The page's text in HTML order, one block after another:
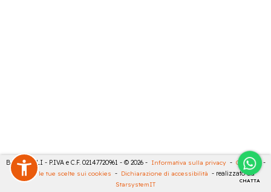
CHATTA
BARTESELLI - P.IVA e C.F. 02147720961 - © 2026 - Informativa sulla privacy - Cookies
-
Rivedi le tue scelte sui cookies - Dichiarazione di accessibilità - realizzato da
StarsystemIT